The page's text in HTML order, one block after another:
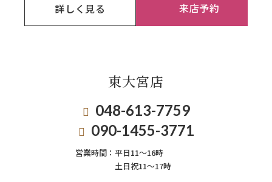
詳しく見る 来店予約
東大宮店
048-613-7759
090-1455-3771
営業時間： 平日11〜16時
土日祝11〜17時